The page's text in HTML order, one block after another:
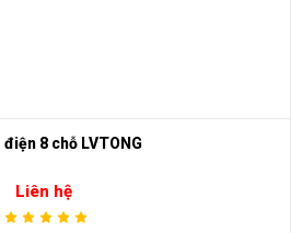
8 chỗ LVTONG
Liên hệ